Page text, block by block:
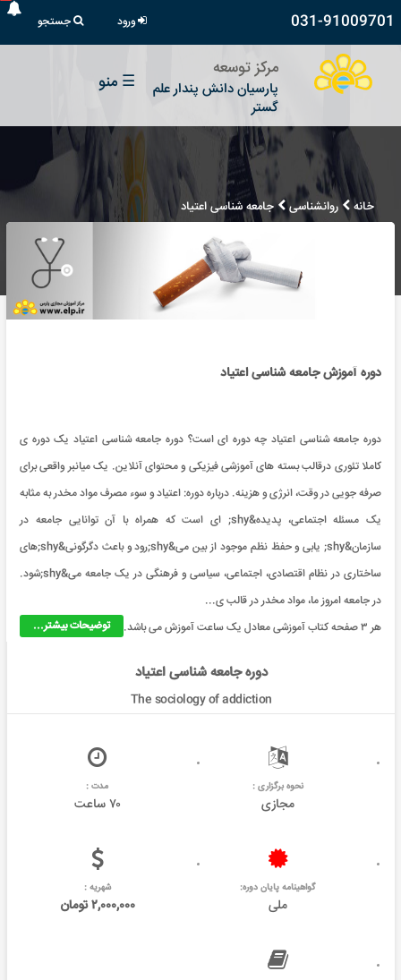
031-91009701 ورود جستجو
مرکز توسعه
پارسیان دانش پندار علم
گستر
☰ منو
خانه روانشناسی جامعه شناسی اعتیاد
دوره آموزش جامعه شناسی اعتیاد
دوره جامعه شناسی اعتیاد چه دوره ای است؟ دوره جامعه شناسی اعتیاد یک دوره ی
کاملا تئوری درقالب بسته های آموزشی فیزیکی و محتوای آنلاین. یک میانبر واقعی برای
صرفه جویی در وقت، انرژی و هزینه. درباره دوره: اعتیاد و سوء مصرف مواد مخدر به مثابه
یک مسئله اجتماعی، پدیده&shy; ای است که همراه با آن توانایی جامعه در
سازمان&shy; یابی و حفظ نظم موجود از بین می&shy;رود و باعث دگرگونی&shy;های
ساختاری در نظام اقتصادی، اجتماعی، سیاسی و فرهنگی در یک جامعه می&shy;شود.
در جامعه امروز ما، مواد مخدر در قالب ی...
توضیحات بیشتر...
هر ۳ صفحه کتاب آموزشی معادل یک ساعت آموزش می باشد.
دوره جامعه شناسی اعتیاد
The sociology of addiction
نحوه برگزاری :
مجازی
مدت :
۷۰ ساعت
گواهینامه پایان دوره:
ملی
شهریه :
۲,۰۰۰,۰۰۰ تومان